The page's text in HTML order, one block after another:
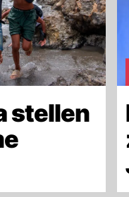
stellen